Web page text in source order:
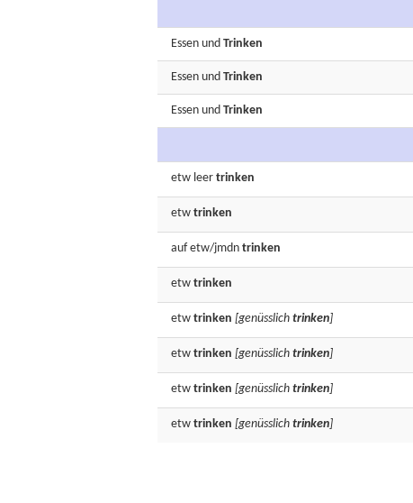
Essen und Trinken
Essen und Trinken
Essen und Trinken
etw leer trinken
etw trinken
auf etw/jmdn trinken
etw trinken
etw trinken [genüsslich trinken]
etw trinken [genüsslich trinken]
etw trinken [genüsslich trinken]
etw trinken [genüsslich trinken]